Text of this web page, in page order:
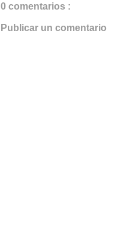
0 comentarios :
Publicar un comentario